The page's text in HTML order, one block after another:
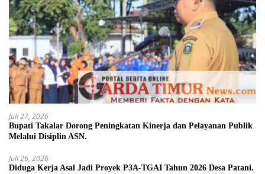
Juli 27, 2026
Bupati Takalar Dorong Peningkatan Kinerja dan Pelayanan Publik
Melalui Disiplin ASN.
Juli 26, 2026
Diduga Kerja Asal Jadi Proyek P3A-TGAI Tahun 2026 Desa Patani.